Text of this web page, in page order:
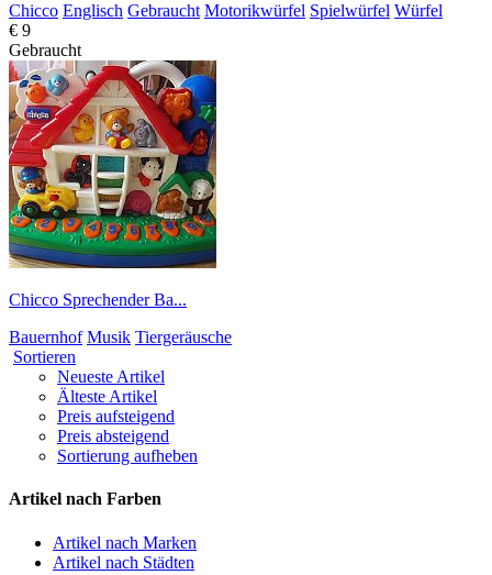
Chicco Englisch Gebraucht Motorikwürfel Spielwürfel Würfel
€ 9
Gebraucht
Chicco Sprechender Ba...
Bauernhof Musik Tiergeräusche
Sortieren
Neueste Artikel
Älteste Artikel
Preis aufsteigend
Preis absteigend
Sortierung aufheben
Artikel nach Farben
Artikel nach Marken
Artikel nach Städten